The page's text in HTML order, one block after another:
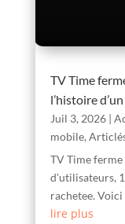
TV Time
l’histoire
Juil 3, 2026|
mobile,
TV Time
d’utilisateurs,
rachetee.
lire plus